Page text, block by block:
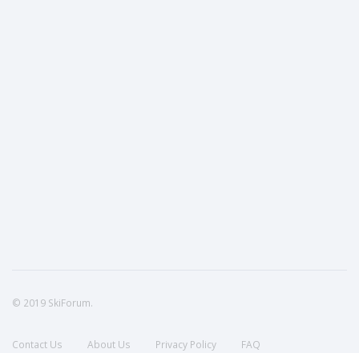
© 2019 SkiForum.
Contact Us About Us Privacy Policy FAQ